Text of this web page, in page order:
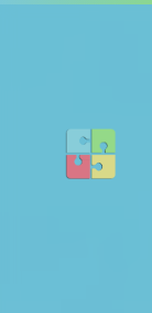
Перейти